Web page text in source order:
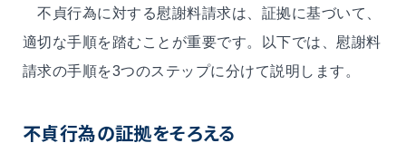
不貞行為に対する慰謝料請求は、証拠に基づいて、
適切な手順を踏むことが重要です。以下では、慰謝料
請求の手順を3つのステップに分けて説明します。
不貞行為の証拠をそろえる